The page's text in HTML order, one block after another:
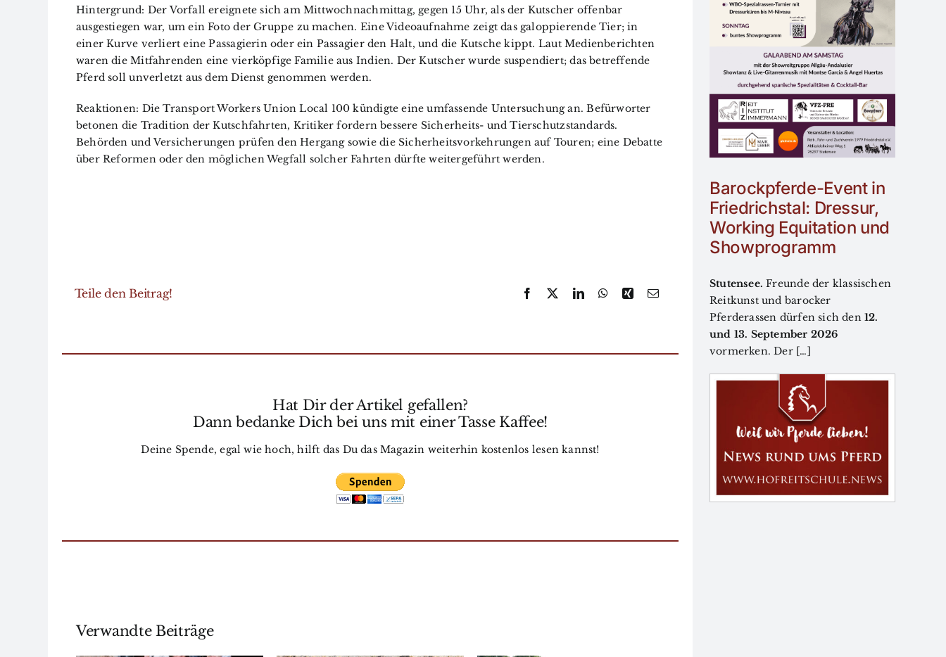
Hintergrund: Der Vorfall ereignete sich am Mittwochnachmittag, gegen 15 Uhr, als der Kutscher offenbar
ausgestiegen war, um ein Foto der Gruppe zu machen. Eine Videoaufnahme zeigt das galoppierende Tier; in
einer Kurve verliert eine Passagierin oder ein Passagier den Halt, und die Kutsche kippt. Laut Medienberichten
waren die Mitfahrenden eine vierköpfige Familie aus Indien. Der Kutscher wurde suspendiert; das betreffende
Pferd soll unverletzt aus dem Dienst genommen werden.
Reaktionen: Die Transport Workers Union Local 100 kündigte eine umfassende Untersuchung an. Befürworter
betonen die Tradition der Kutschfahrten, Kritiker fordern bessere Sicherheits- und Tierschutzstandards.
Behörden und Versicherungen prüfen den Hergang sowie die Sicherheitsvorkehrungen auf Touren; eine Debatte
über Reformen oder den möglichen Wegfall solcher Fahrten dürfte weitergeführt werden.
Teile den Beitrag!
Hat Dir der Artikel gefallen?
Dann bedanke Dich bei uns mit einer Tasse Kaffee!
Deine Spende, egal wie hoch, hilft das Du das Magazin weiterhin kostenlos lesen kannst!
Verwandte Beiträge
Friedrichstal:
Dressur, Working
Equitation und
Termine
Barockpferde-Event in
Friedrichstal: Dressur,
Working Equitation und
Showprogramm
Stutensee. Freunde der klassischen
Reitkunst und barocker
Pferderassen dürfen sich den12.
und 13. September 2026
vormerken. Der […]